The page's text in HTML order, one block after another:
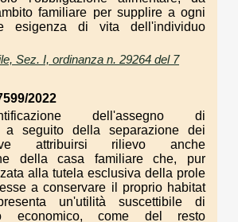
familiare per supplire a ogni
esigenza di vita dell'individuo
Sez. I, ordinanza n. 29264 del 7
2022
dell'assegno di
a seguito della separazione dei
attribuirsi rilievo anche
della casa familiare che, pur
alla tutela esclusiva della prole
a conservare il proprio habitat
un'utilità suscettibile di
economico, come del resto